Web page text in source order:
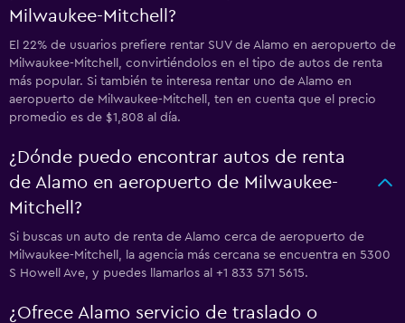
Milwaukee-Mitchell?
El 22% de usuarios prefiere rentar SUV de Alamo en aeropuerto de
Milwaukee-Mitchell, convirtiéndolos en el tipo de autos de renta
más popular. Si también te interesa rentar uno de Alamo en
aeropuerto de Milwaukee-Mitchell, ten en cuenta que el precio
promedio es de $1,808 al día.
¿Dónde puedo encontrar autos de renta
de Alamo en aeropuerto de Milwaukee-
Mitchell?
Si buscas un auto de renta de Alamo cerca de aeropuerto de
Milwaukee-Mitchell, la agencia más cercana se encuentra en 5300
S Howell Ave, y puedes llamarlos al +1 833 571 5615.
¿Ofrece Alamo servicio de traslado o